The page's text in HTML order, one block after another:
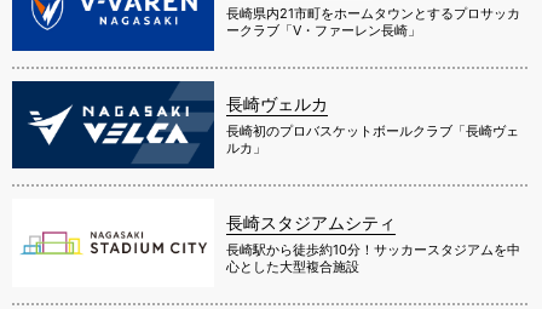
長崎県内21市町をホームタウンとするプロサッカ
ークラブ「V・ファーレン長崎」
長崎ヴェルカ
長崎初のプロバスケットボールクラブ「長崎ヴェ
ルカ」
長崎スタジアムシティ
長崎駅から徒歩約10分！サッカースタジアムを中
心とした大型複合施設